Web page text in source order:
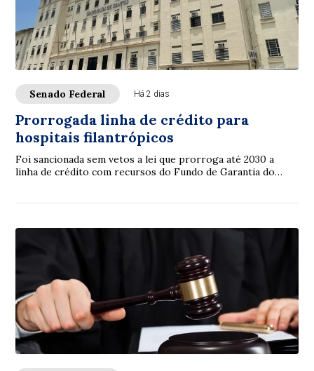
Senado Federal Há 2 dias
Prorrogada linha de crédito para
hospitais filantrópicos
Foi sancionada sem vetos a lei que prorroga até 2030 a
linha de crédito com recursos do Fundo de Garantia do